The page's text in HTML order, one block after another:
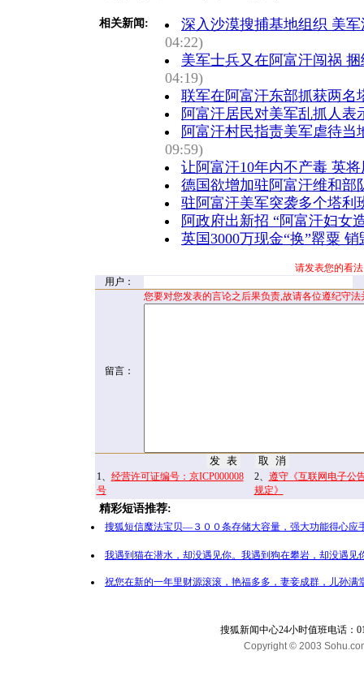
相关新闻:
深入沙漠搜捕基地组织 美
04:22)
美军士兵又在阿富汗闯祸
04:19)
联军在阿富汗东部抓获两名
阿富汗居民对美军乱抓人表
阿富汗村民指责美军虐待当
09:59)
让阿富汗10年内不产毒 英
德国欲增加驻阿富汗维和部
驻阿富汗美军突袭多个塔利
阿政府出新招 “阿富汗妇女
英国3000万现金“换”罂粟
请发表您的看
用户：
留言：
您要对您发表的言论之后果负责,故请各位遵纪守
1、 经营许可证编号：京ICP000008
号
2、 遵守《互联网电子公
规定》
精彩短语推荐:
搜狐短信魔法宝贝—３００条存储大容量，强大功能得心应
我遇到猫在潜水，却没遇见你。我遇到狗在攀岩，却没遇
祝您在新的一年里财源滚滚，艳福多多，妻妾成群，儿孙
搜狐新闻中心24小时值班电话：
Copyright © 2003